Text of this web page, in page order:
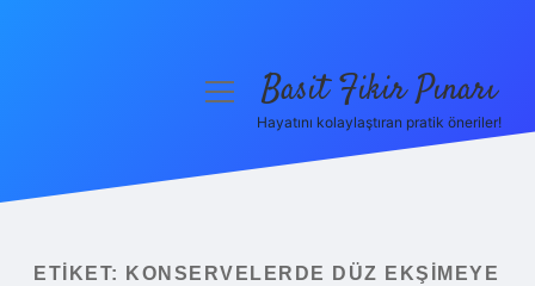
Yasal Uyarı
menüyüBasit Fikir Pınarı
Hayatını kolaylaştıran pratik öneriler!
ETIKET:
KONSERVELERDE DÜZ EKŞIMEYE